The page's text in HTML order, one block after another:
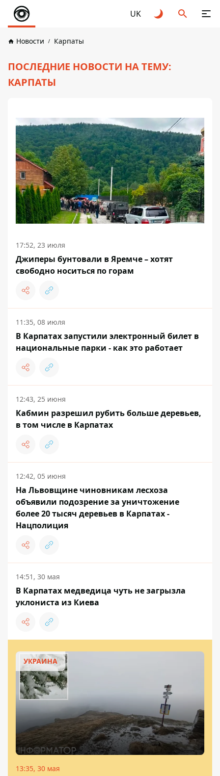
UK
Новости Карпаты
ПОСЛЕДНИЕ НОВОСТИ НА ТЕМУ:
КАРПАТЫ
17:52, 23 июля
Джиперы бунтовали в Яремче – хотят
свободно носиться по горам
11:35, 08 июля
В Карпатах запустили электронный билет в
национальные парки - как это работает
12:43, 25 июня
Кабмин разрешил рубить больше деревьев,
в том числе в Карпатах
12:42, 05 июня
На Львовщине чиновникам лесхоза
объявили подозрение за уничтожение
более 20 тысяч деревьев в Карпатах -
Нацполиция
14:51, 30 мая
В Карпатах медведица чуть не загрызла
уклониста из Киева
УКРАИНА
13:35, 30 мая